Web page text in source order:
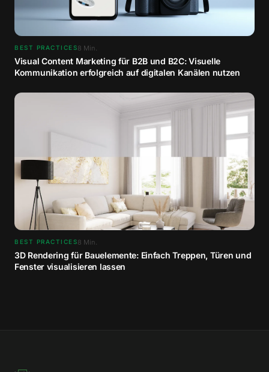
BEST PRACTICES8 Min.
Visual Content Marketing für B2B und B2C: Visuelle
Kommunikation erfolgreich auf digitalen Kanälen nutzen
BEST PRACTICES8 Min.
3D Rendering für Bauelemente: Einfach Treppen, Türen und
Fenster visualisieren lassen